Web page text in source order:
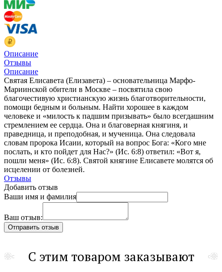
Описание
Отзывы
Описание
Святая Елисавета (Елизавета) – основательница Марфо-
Мариинской обители в Москве – посвятила свою
благочестивую христианскую жизнь благотворительности,
помощи бедным и больным. Найти хорошее в каждом
человеке и «милость к падшим призывать» было всегдашним
стремлением ее сердца. Она и благоверная княгиня, и
праведница, и преподобная, и мученица. Она следовала
словам пророка Исаии, который на вопрос Бога: «Кого мне
послать, и кто пойдет для Нас?» (Ис. 6:8) ответил: «Вот я,
пошли меня» (Ис. 6:8). Святой княгине Елисавете молятся об
исцелении от болезней.
Отзывы
Добавить отзыв
Ваши имя и фамилия
Ваш отзыв:
С этим товаром заказывают